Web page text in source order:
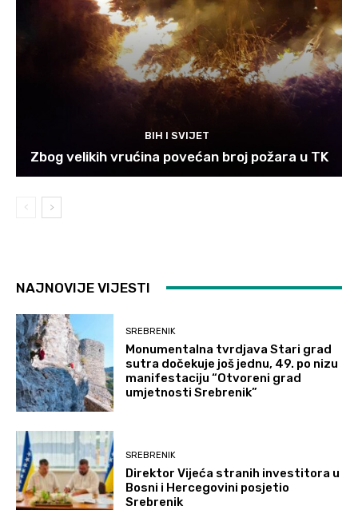
BIH I SVIJET
Zbog velikih vrućina povećan broj požara u TK
NAJNOVIJE VIJESTI
SREBRENIK
Monumentalna tvrdjava Stari grad
sutra dočekuje još jednu, 49. po nizu
manifestaciju “Otvoreni grad
umjetnosti Srebrenik”
SREBRENIK
Direktor Vijeća stranih investitora u
Bosni i Hercegovini posjetio
Srebrenik